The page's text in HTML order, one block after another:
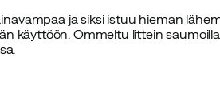
ja siksi istuu hieman
käyttöön. Ommeltu littein